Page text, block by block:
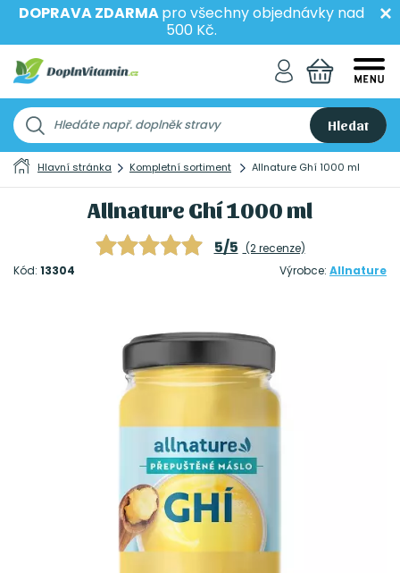
DOPRAVA ZDARMApro všechny objednávky nad
500 Kč.
Hledat
Hlavní stránka Kompletní sortiment Allnature Ghí 1000 ml
Allnature Ghí 1000 ml
5/5 (2 recenze)
Kód: 13304 Výrobce: Allnature